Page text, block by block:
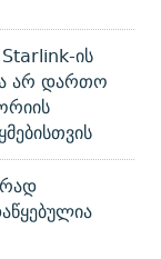
Starlink-ის
არ დართო